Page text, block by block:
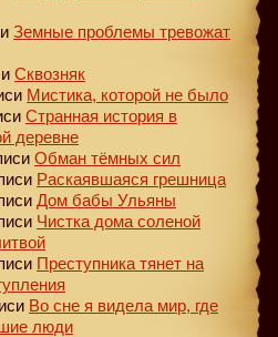
Земные проблемы тревожат
Сквозняк
Мистика, которой не было
Странная история в
деревне
Обман тёмных сил
Раскаявшаяся грешница
Дом бабы Ульяны
Чистка дома соленой
Преступника тянет на
Во сне я видела мир, где
люди